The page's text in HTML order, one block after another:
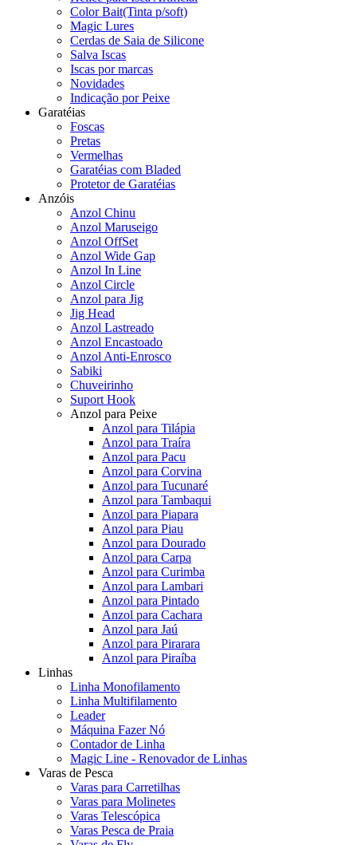
Color Bait(Tinta p/soft)
Magic Lures
Cerdas de Saia de Silicone
Salva Iscas
Iscas por marcas
Novidades
Indicação por Peixe
Garatéias
Foscas
Pretas
Vermelhas
Garatéias com Bladed
Protetor de Garatéias
Anzóis
Anzol Chinu
Anzol Maruseigo
Anzol OffSet
Anzol Wide Gap
Anzol In Line
Anzol Circle
Anzol para Jig
Jig Head
Anzol Lastreado
Anzol Encastoado
Anzol Anti-Enrosco
Sabiki
Chuveirinho
Suport Hook
Anzol para Peixe
Anzol para Tilápia
Anzol para Traíra
Anzol para Pacu
Anzol para Corvina
Anzol para Tucunaré
Anzol para Tambaqui
Anzol para Piapara
Anzol para Piau
Anzol para Dourado
Anzol para Carpa
Anzol para Curimba
Anzol para Lambari
Anzol para Pintado
Anzol para Cachara
Anzol para Jaú
Anzol para Pirarara
Anzol para Piraíba
Linhas
Linha Monofilamento
Linha Multifilamento
Leader
Máquina Fazer Nó
Contador de Linha
Magic Line - Renovador de Linhas
Varas de Pesca
Varas para Carretilhas
Varas para Molinetes
Varas Telescópica
Varas Pesca de Praia